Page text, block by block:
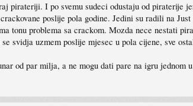
pirateriji. I po svemu sudeci odustaju od piraterije
poslije pola godine. Jedini su radili na
tonu problema sa crackom. Mozda nece nestati
svidja uzmem poslije mjesec u pola cijene, sve
od par milja, a ne mogu dati pare na igru jednom